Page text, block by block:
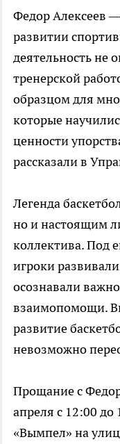
Федор Алексеев
развитии
деятельность не
тренерской
образцом для
которые
ценности
рассказали в
Легенда
но и настоящим
коллектива. Под
игроки
осознавали
взаимопомощи.
развитие
невозможно
Прощание с
апреля с 12:00
«Вымпел» на